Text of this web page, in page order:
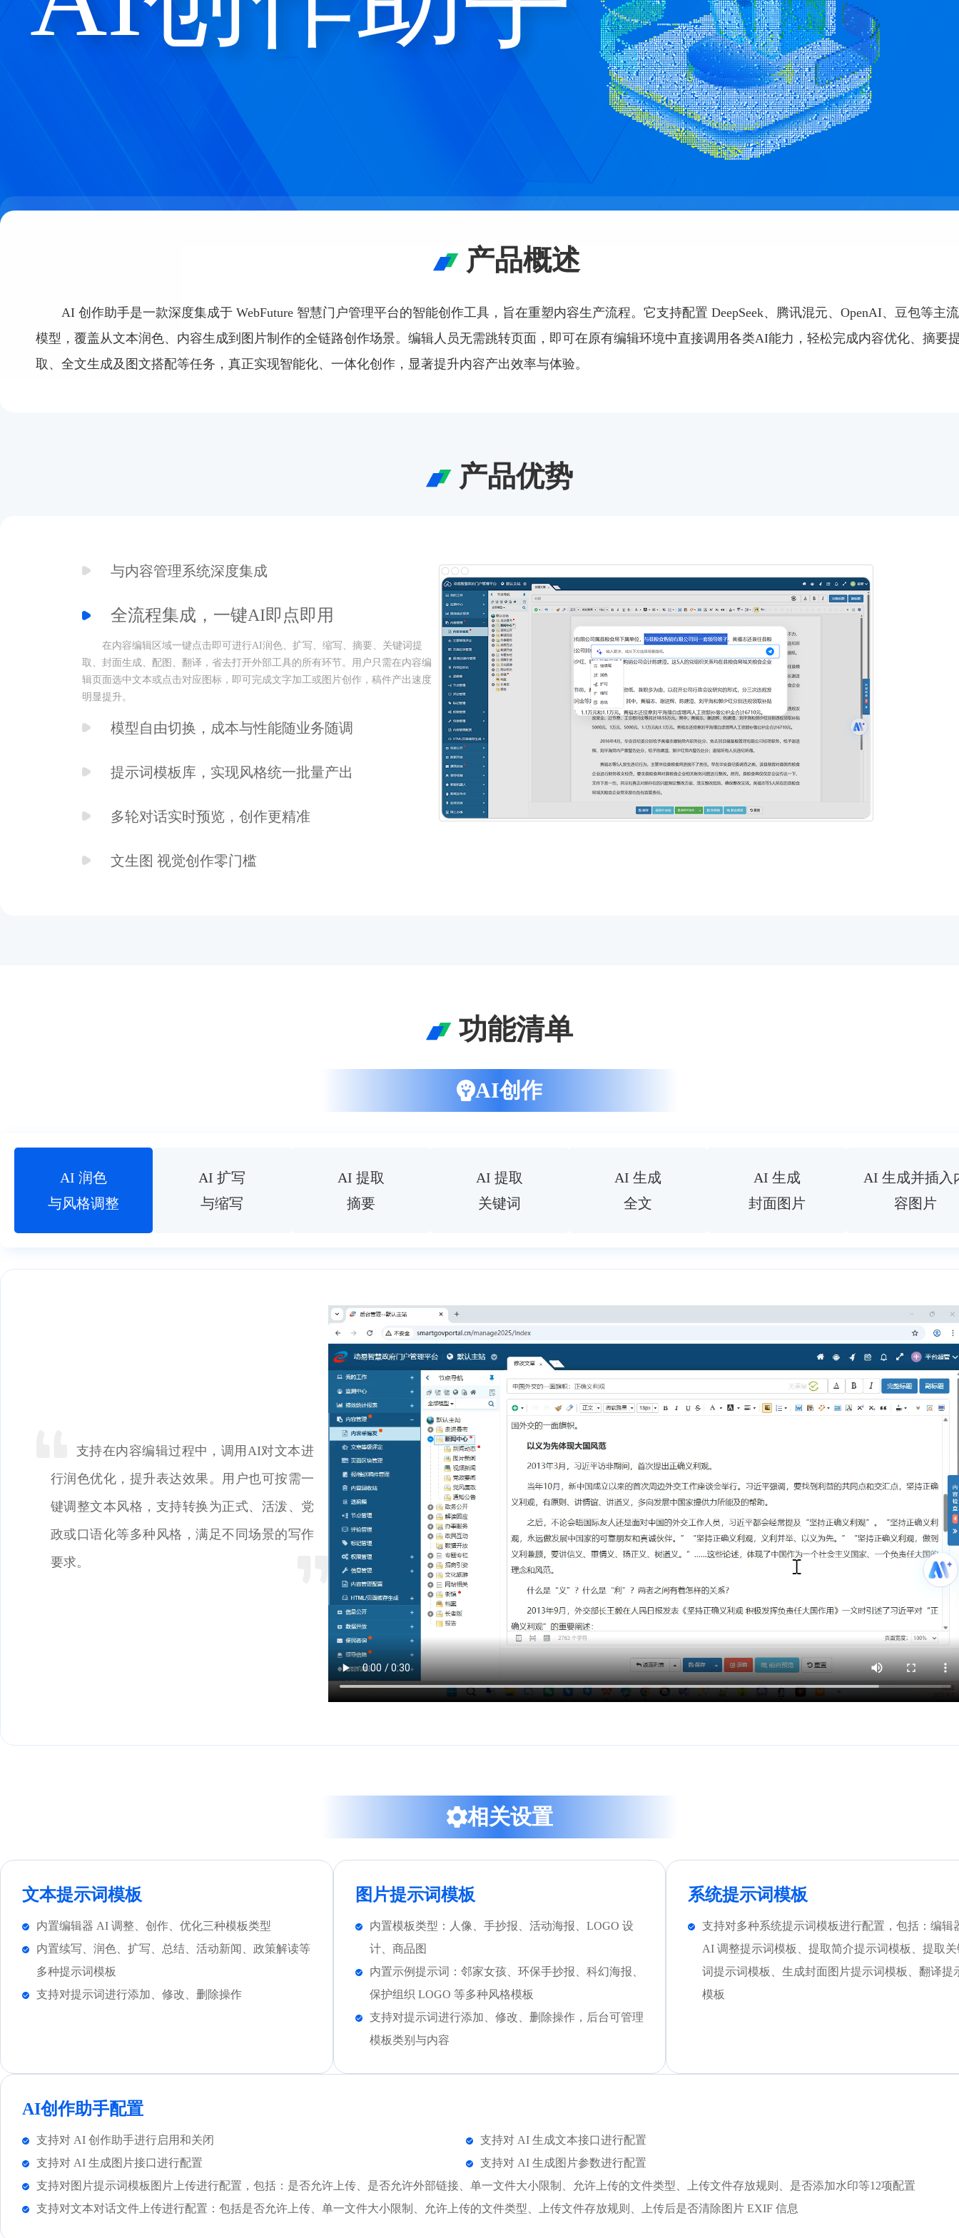
产品概述
AI 创作助手是一款深度集成于 WebFuture 智慧门户管理平台的智能创作工具，旨在重塑内容生产流程。它支持配置 DeepSeek、腾讯混元、OpenAI、豆包等主
模型，覆盖从文本润色、内容生成到图片制作的全链路创作场景。编辑人员无需跳转页面，即可在原有编辑环境中直接调用各类AI能力，轻松完成内容优化、摘要
取、全文生成及图文搭配等任务，真正实现智能化、一体化创作，显著提升内容产出效率与体验。
产品优势
AI 创作助手深度集成于内容管理的采编发各环节，实现无感接入与无缝使
在内容编辑区域一键点击即可进行AI润色、扩写、缩写、摘要、关键词提
取、封面生成、配图、翻译，省去打开外部工具的所有环节。用户只需在内容编
辑页面选中文本或点击对应图标，即可完成文字加工或图片创作，稿件产出速度
模型自由切换，成本与性能随业务随调
户根据需求切换模型，真正做到“按业务线选模型”。
内容进行编辑。规范AI输出始终遵循企业调性，批量创作不再失控。
功能清单
AI创作
AI 润色
与风格调整
AI 扩写
与缩写
AI 提取
摘要
AI 提取
关键词
AI 生成
全文
AI 生成
封面图片
AI 生成并插入
容图片
支持在内容编辑过程中，调用AI对文本进
行润色优化，提升表达效果。用户也可按需一
键调整文本风格，支持转换为正式、活泼、党
政或口语化等多种风格，满足不同场景的写作
要求。
相关设置
文本提示词模板
内置编辑器 AI 调整、创作、优化三种模板类型
内置续写、润色、扩写、总结、活动新闻、政策解读等
多种提示词模板
支持对提示词进行添加、修改、删除操作
图片提示词模板
内置模板类型：人像、手抄报、活动海报、LOGO 设
计、商品图
内置示例提示词：邻家女孩、环保手抄报、科幻海报、
保护组织 LOGO 等多种风格模板
支持对提示词进行添加、修改、删除操作，后台可管理
模板类别与内容
系统提示词模板
支持对多种系统提示词模板进行配置，包括：编辑
AI 调整提示词模板、提取简介提示词模板、提取
词提示词模板、生成封面图片提示词模板、翻译提
模板
AI创作助手配置
支持对 AI 创作助手进行启用和关闭
支持对 AI 生成文本接口进行配置
支持对 AI 生成图片接口进行配置
支持对 AI 生成图片参数进行配置
支持对图片提示词模板图片上传进行配置，包括：是否允许上传、是否允许外部链接、单一文件大小限制、允许上传的文件类型、上传文件存放规则、是否添加水印等12项配置
支持对文本对话文件上传进行配置：包括是否允许上传、单一文件大小限制、允许上传的文件类型、上传文件存放规则、上传后是否清除图片 EXIF 信息